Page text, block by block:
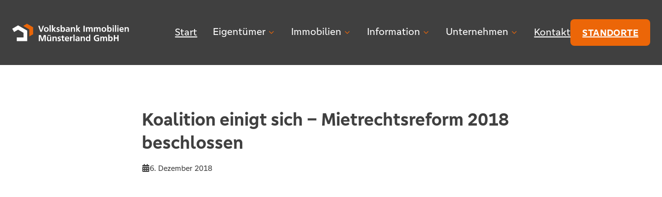
Start Eigentümer Immobilien Information Unternehmen Kontakt STANDORTE
Koalition einigt sich – Mietrechtsreform 2018
beschlossen
6. Dezember 2018